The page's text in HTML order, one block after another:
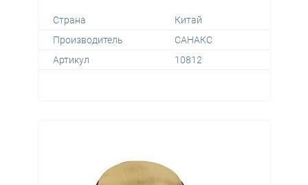
Страна
Китай
Производитель
САНАКС
Артикул
10812